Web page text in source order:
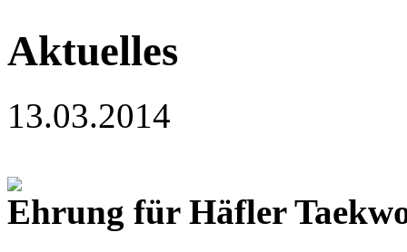
Aktuelles
13.03.2014
Ehrung für Häfler